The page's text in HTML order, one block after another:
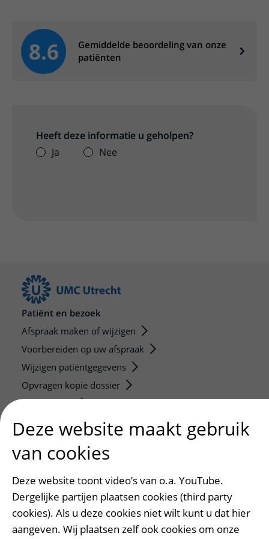
8.6
Gemiddelde beoordeling van onze
patiënten
Heeft deze informatie u geholpen?
Ja
Nee
Patiënt en bezoek
Afspraak maken of wijzigen
Voorbereiden op uw afspraak
Wijzigen patiëntgegevens
Opvragen kopie dossier
Bezoektijden
Onderwijs en onderzoek
Onze opleidingen
Stage en opleidingsplaatsen
Research
Strategic programs
Deze website maakt gebruik
van cookies
Deze website toont video’s van o.a. YouTube.
Dergelijke partijen plaatsen cookies (third party
cookies). Als u deze cookies niet wilt kunt u dat hier
aangeven. Wij plaatsen zelf ook cookies om onze